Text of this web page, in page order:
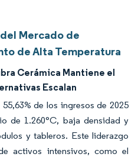
Mercado de
de Alta Temperatura
Cerámica Mantiene el
Escalan
de los ingresos de 2025
de 1.260°C, baja densidad y
y tableros. Este liderazgo
activos intensivos, como el